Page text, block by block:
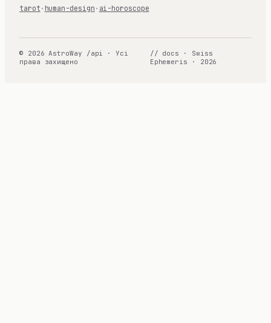
tarot · human-design · ai-horoscope
© 2026 AstroWay /api · Усі
права захищено
// docs · Swiss
Ephemeris · 2026